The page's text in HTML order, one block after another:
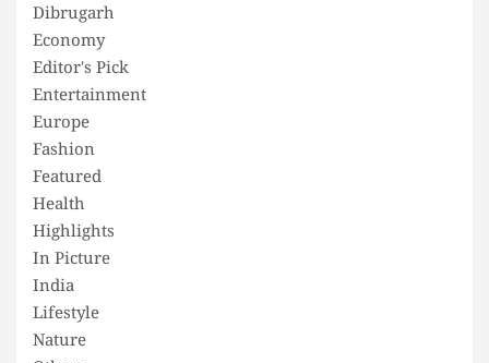
Dibrugarh
Economy
Editor's Pick
Entertainment
Europe
Fashion
Featured
Health
Highlights
In Picture
India
Lifestyle
Nature